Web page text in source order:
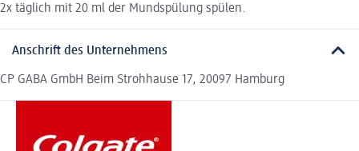
2x täglich mit 20 ml der Mundspülung spülen.
Anschrift des Unternehmens
CP GABA GmbH Beim Strohhause 17, 20097 Hamburg